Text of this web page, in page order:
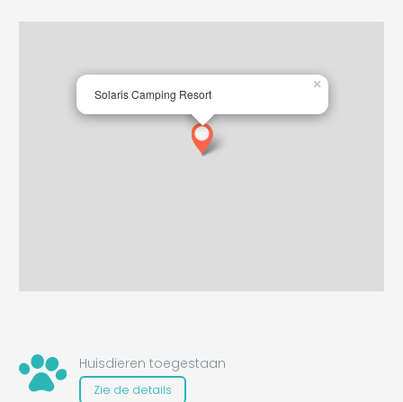
Huisdieren toegestaan
Zie de details
Solaris Camping Resort
×